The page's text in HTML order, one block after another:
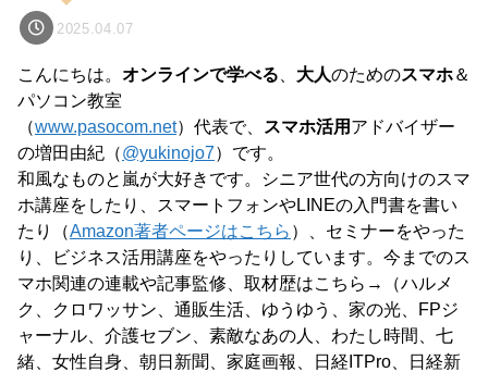
2025.04.07
こんにちは。 オンラインで学べる 大人のためのスマホ＆
パソコン教室
（www.pasocom.net）代表で、 スマホ活用 アドバイザー
の増田由紀（@yukinojo7）です。
和風なものと嵐が大好きです。シニア世代の方向けのスマ
ホ講座をしたり、スマートフォンやLINEの入門書を書い
たり（Amazon著者ページはこちら ）、セミナーをやった
り、ビジネス活用講座をやったりしています。今までのス
マホ関連の連載や記事監修、取材歴はこちら→（ハルメ
ク、クロワッサン、通販生活、ゆうゆう、家の光、FPジ
ャーナル、介護セブン、素敵なあの人、わたし時間、七
緒、女性自身、朝日新聞、家庭画報、日経ITPro、日経新